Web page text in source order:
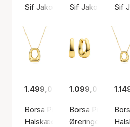
Sif Jakobs Jewellery
Sif Jakobs
Sif
1.499,00 kr.
Borsa Pianura Grande
Halskæde, Guld farve /
1.099,00 kr.
Borsa Pianura
Øreringe, Guld